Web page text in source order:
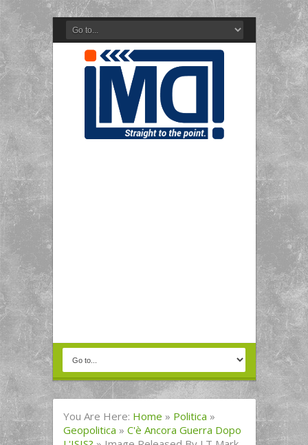
You Are Here: Home » Politica »
Geopolitica » C'è Ancora Guerra Dopo